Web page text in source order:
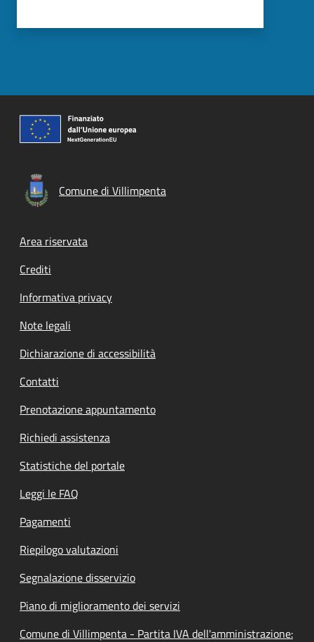
Comune di Villimpenta
Footer menu
Area riservata
Crediti
Informativa privacy
Note legali
Dichiarazione di accessibilità
Contatti
Prenotazione appuntamento
Richiedi assistenza
Statistiche del portale
Leggi le FAQ
Pagamenti
Riepilogo valutazioni
Segnalazione disservizio
Piano di miglioramento dei servizi
Comune di Villimpenta - Partita IVA dell'amministrazione: